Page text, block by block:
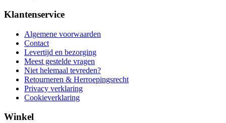
Klantenservice
Algemene voorwaarden
Contact
Levertijd en bezorging
Meest gestelde vragen
Niet helemaal tevreden?
Retourneren & Herroepingsrecht
Privacy verklaring
Cookieverklaring
Winkel